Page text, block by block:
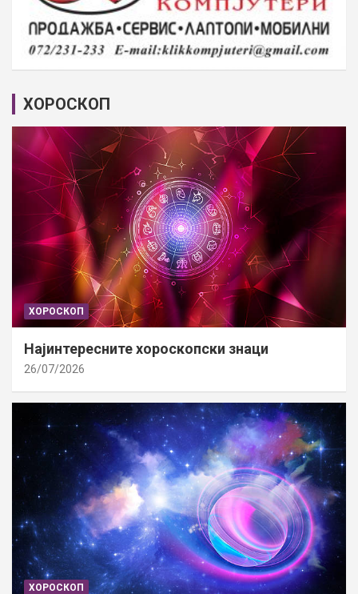
ХОРОСКОП
ХОРОСКОП
Најинтересните хороскопски знаци
26/07/2026
ХОРОСКОП